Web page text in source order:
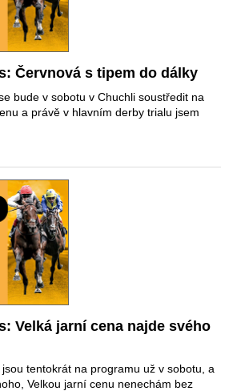
Červnová s tipem do dálky
bude v sobotu v Chuchli soustředit na
a právě v hlavním derby trialu jsem
Velká jarní cena najde svého
tentokrát na programu už v sobotu, a
Velkou jarní cenu nenechám bez